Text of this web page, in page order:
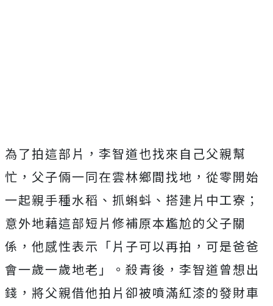
為了拍這部片，李智道也找來自己父親幫
忙， 父子倆一同在雲林鄉間找地，從零開始
一起親手種水稻、抓蝌蚪、 搭建片中工寮；
意外地藉這部短片修補原本尷尬的父子關
係， 他感性表示「片子可以再拍，可是爸爸
會一歲一歲地老」。殺青後， 李智道曾想出
錢，將父親借他拍片卻被噴滿紅漆的發財車